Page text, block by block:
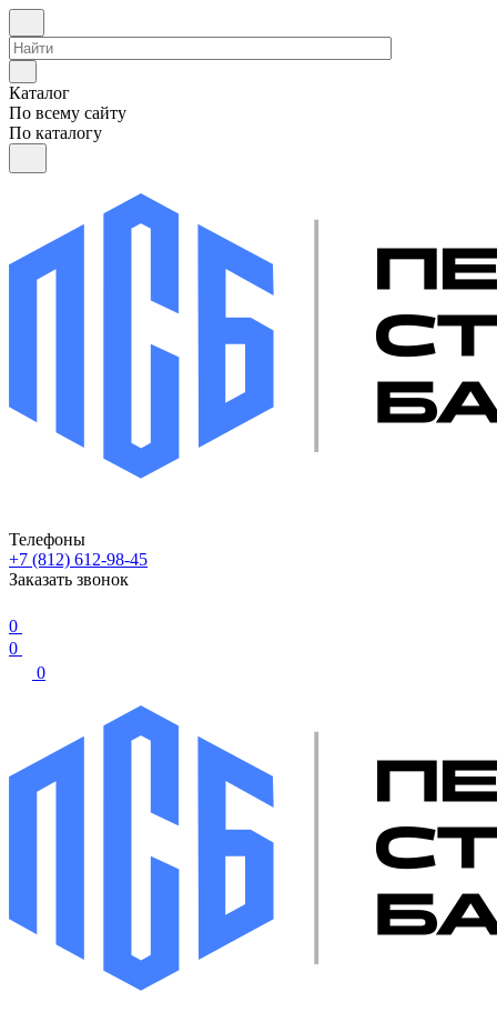
Каталог
По всему сайту
По каталогу
Телефоны
+7 (812) 612-98-45
Заказать звонок
0
0
0